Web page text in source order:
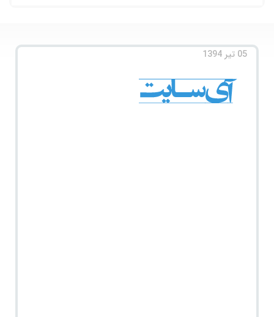
05 تیر 1394